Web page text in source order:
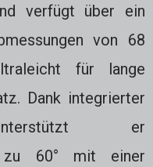
verfügt über ein
von 68
für lange
Dank integrierter
er
zu 60° mit einer